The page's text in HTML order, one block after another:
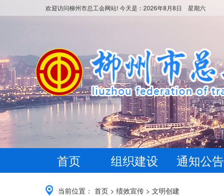
欢迎访问柳州市总工会网站! 今天是： 2026年8月8日 星期六
首页 组织建设 通知公告
当前位置： 首页 > 绩效宣传 > 文明创建